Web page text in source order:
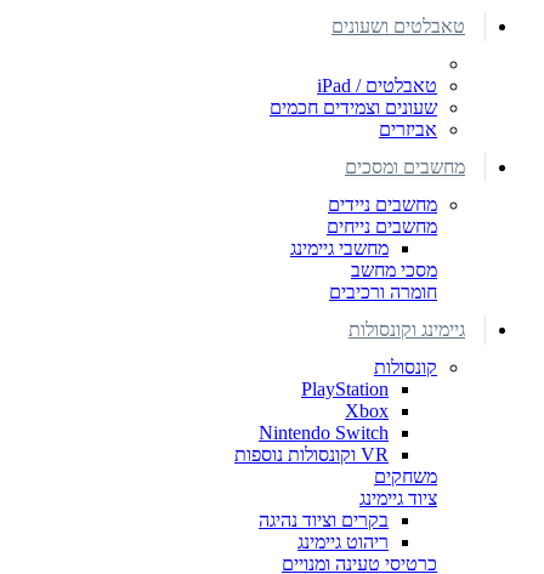
טאבלטים ושעונים
טאבלטים / iPad
שעונים וצמידים חכמים
אביזרים
מחשבים ומסכים
מחשבים ניידים
מחשבים נייחים
מחשבי גיימינג
מסכי מחשב
חומרה ורכיבים
גיימינג וקונסולות
קונסולות
PlayStation
Xbox
Nintendo Switch
VR וקונסולות נוספות
משחקים
ציוד גיימינג
בקרים וציוד נהיגה
ריהוט גיימינג
כרטיסי טעינה ומנויים